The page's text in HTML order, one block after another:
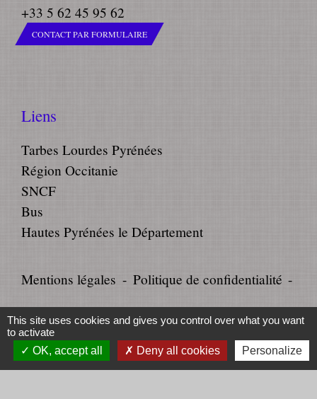
+33 5 62 45 95 62
CONTACT PAR FORMULAIRE
Liens
Tarbes Lourdes Pyrénées
Région Occitanie
SNCF
Bus
Hautes Pyrénées le Département
Mentions légales - Politique de confidentialité -
Accessibilité - Plan du site -
Gestion des cookies
This site uses cookies and gives you control over what you want
to activate
OK, accept all
Deny all cookies Personalize